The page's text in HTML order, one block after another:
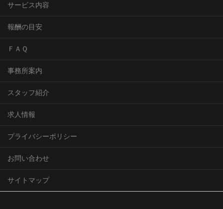
サービス内容
報酬の目安
ＦＡＱ
事務所案内
スタッフ紹介
求人情報
プライバシーポリシー
お問い合わせ
サイトマップ